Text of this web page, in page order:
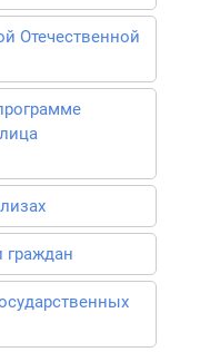
Отечественной
граждан